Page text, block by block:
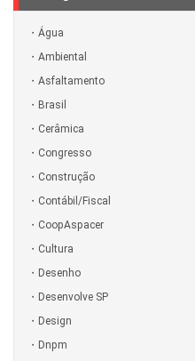
Água
Ambiental
Asfaltamento
Brasil
Cerâmica
Congresso
Construção
Contábil/Fiscal
CoopAspacer
Cultura
Desenho
Desenvolve SP
Design
Dnpm